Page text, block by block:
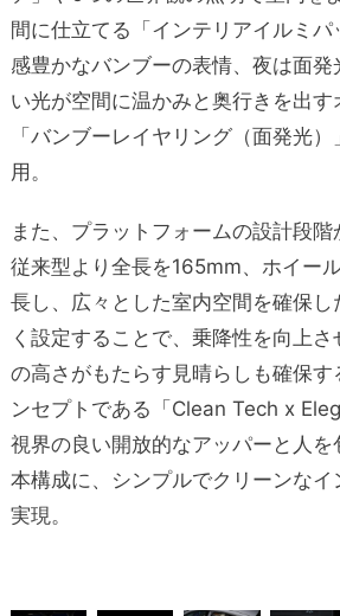
間に仕立てる「インテリアイルミ
感豊かなバンブーの表情、夜は面
い光が空間に温かみと奥行きを出
「バンブーレイヤリング（面発光
用。
また、プラットフォームの設計段階
従来型より全長を165mm、ホイー
長し、広々とした室内空間を確保
く設定することで、乗降性を向上
の高さがもたらす見晴らしも確保す
ンセプトである「Clean Tech x
視界の良い開放的なアッパーと人
本構成に、シンプルでクリーンな
実現。